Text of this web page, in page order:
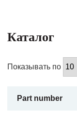
Каталог
Показывать по
Part number